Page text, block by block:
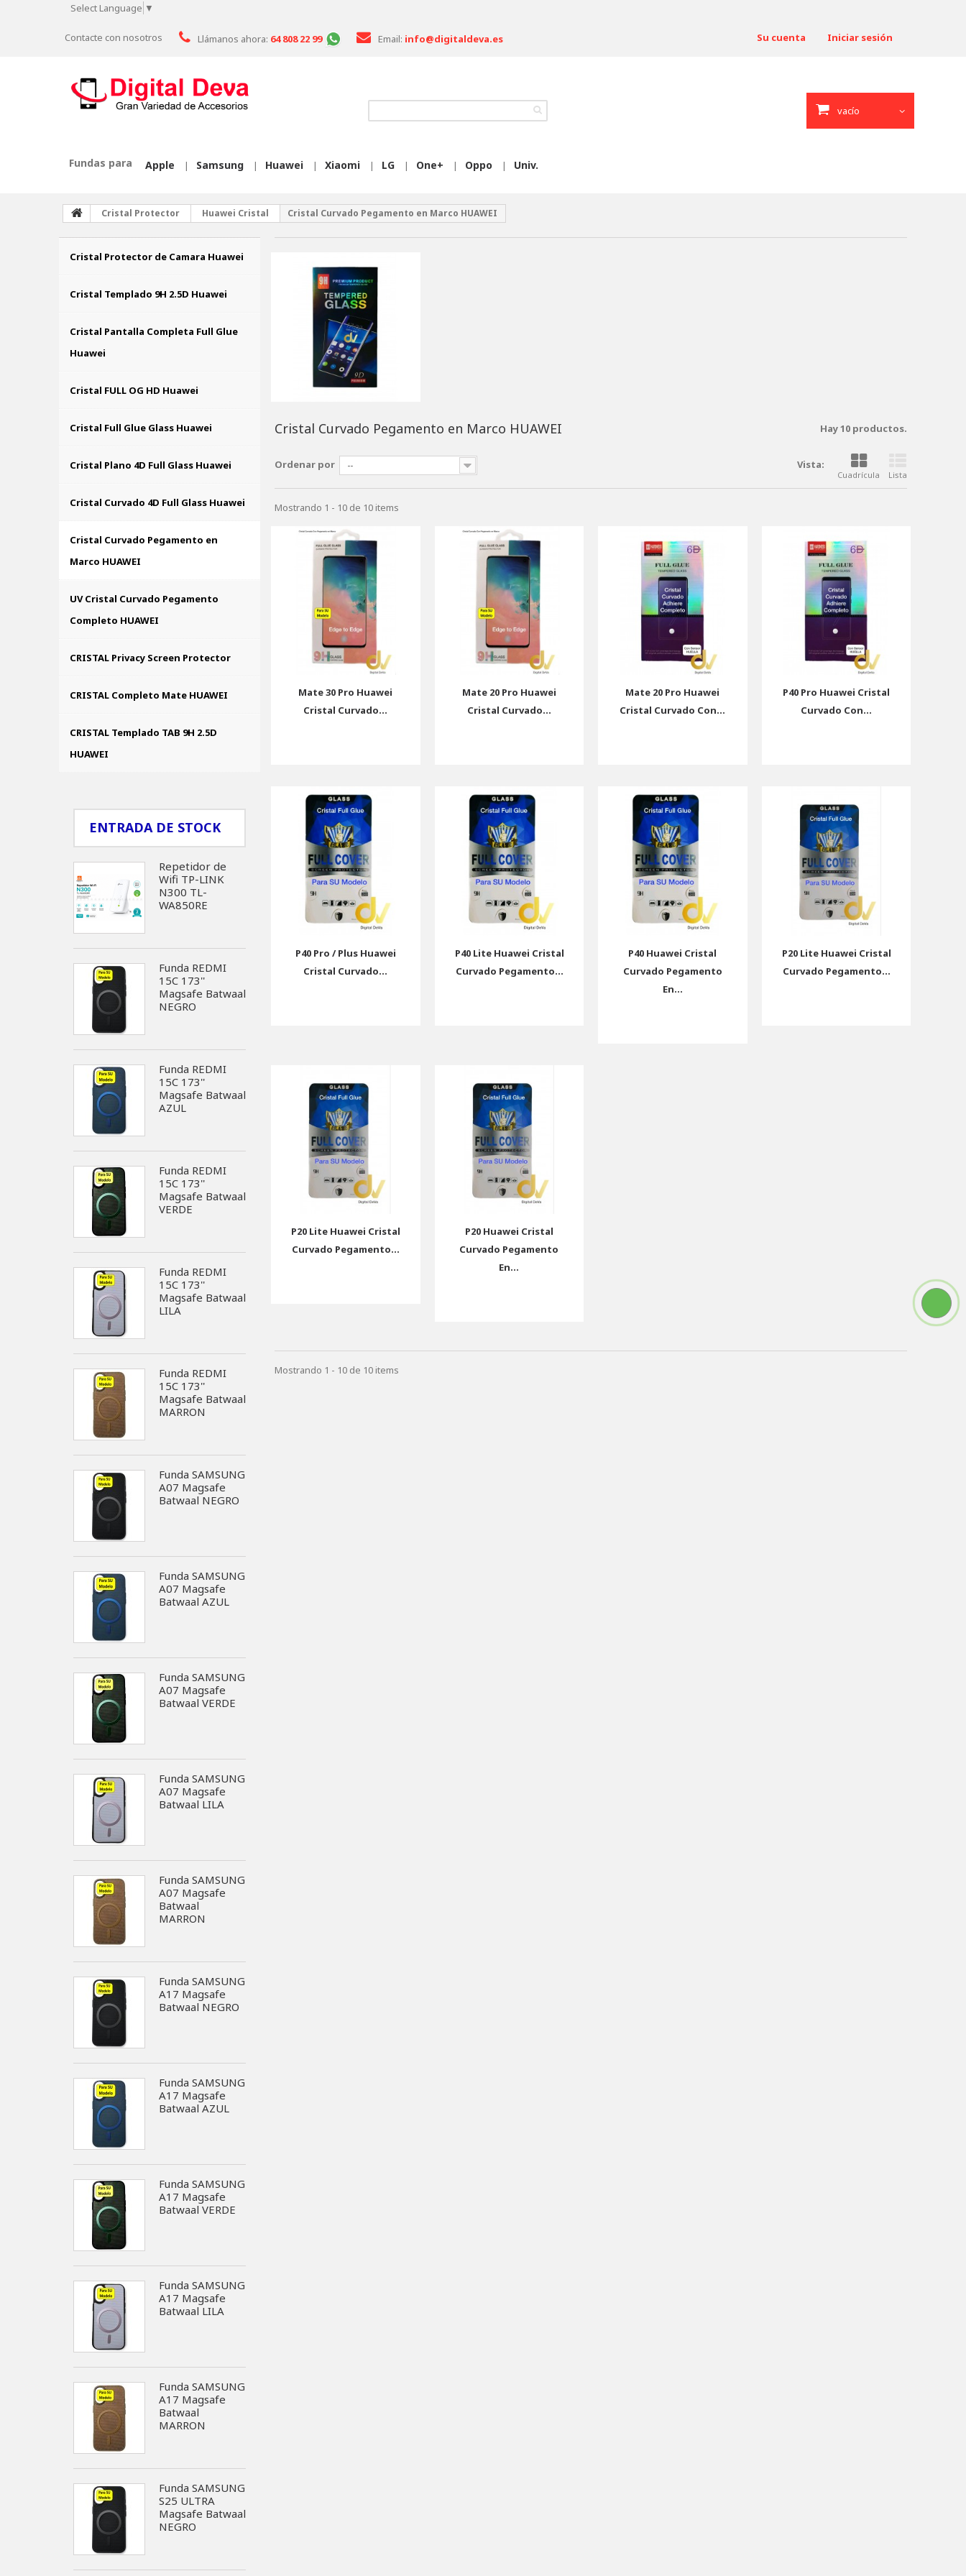
Select Language ▼
Contacte con nosotros Llámanos ahora: 64 808 22 99 Email: info@digitaldeva.es Iniciar sesión
Su cuenta
vacío
Apple | Samsung | Huawei | Xiaomi | LG | One+ | Oppo | Univ.
Fundas para
Cristal Protector Huawei Cristal Cristal Curvado Pegamento en Marco HUAWEI
Cristal Protector de Camara Huawei
Cristal Templado 9H 2.5D Huawei
Cristal Pantalla Completa Full Glue
Huawei
Cristal FULL OG HD Huawei
Cristal Full Glue Glass Huawei
Cristal Plano 4D Full Glass Huawei
Cristal Curvado 4D Full Glass Huawei
Cristal Curvado Pegamento en
Marco HUAWEI
UV Cristal Curvado Pegamento
Completo HUAWEI
CRISTAL Privacy Screen Protector
CRISTAL Completo Mate HUAWEI
CRISTAL Templado TAB 9H 2.5D
HUAWEI
ENTRADA DE STOCK
Repetidor de
Wifi TP-LINK
N300 TL-
WA850RE
Funda REDMI
15C 173''
Magsafe Batwaal
NEGRO
Funda REDMI
15C 173''
Magsafe Batwaal
AZUL
Funda REDMI
15C 173''
Magsafe Batwaal
VERDE
Funda REDMI
15C 173''
Magsafe Batwaal
LILA
Funda REDMI
15C 173''
Magsafe Batwaal
MARRON
Funda SAMSUNG
A07 Magsafe
Batwaal NEGRO
Funda SAMSUNG
A07 Magsafe
Batwaal AZUL
Funda SAMSUNG
A07 Magsafe
Batwaal VERDE
Funda SAMSUNG
A07 Magsafe
Batwaal LILA
Funda SAMSUNG
A07 Magsafe
Batwaal
MARRON
Funda SAMSUNG
A17 Magsafe
Batwaal NEGRO
Funda SAMSUNG
A17 Magsafe
Batwaal AZUL
Funda SAMSUNG
A17 Magsafe
Batwaal VERDE
Funda SAMSUNG
A17 Magsafe
Batwaal LILA
Funda SAMSUNG
A17 Magsafe
Batwaal
MARRON
Funda SAMSUNG
S25 ULTRA
Magsafe Batwaal
NEGRO
Cristal Curvado Pegamento en Marco HUAWEI Hay 10 productos.
Vista:
Cuadrícula Lista
Ordenar por --
Mostrando 1 - 10 de 10 items
Mate 30 Pro Huawei
Cristal Curvado...
Mate 20 Pro Huawei
Cristal Curvado...
Mate 20 Pro Huawei
Cristal Curvado Con...
P40 Pro Huawei Cristal
Curvado Con...
P40 Pro / Plus Huawei
Cristal Curvado...
P40 Lite Huawei Cristal
Curvado Pegamento...
P40 Huawei Cristal
Curvado Pegamento
En...
P20 Lite Huawei Cristal
Curvado Pegamento...
P20 Lite Huawei Cristal
Curvado Pegamento...
P20 Huawei Cristal
Curvado Pegamento
En...
Mostrando 1 - 10 de 10 items